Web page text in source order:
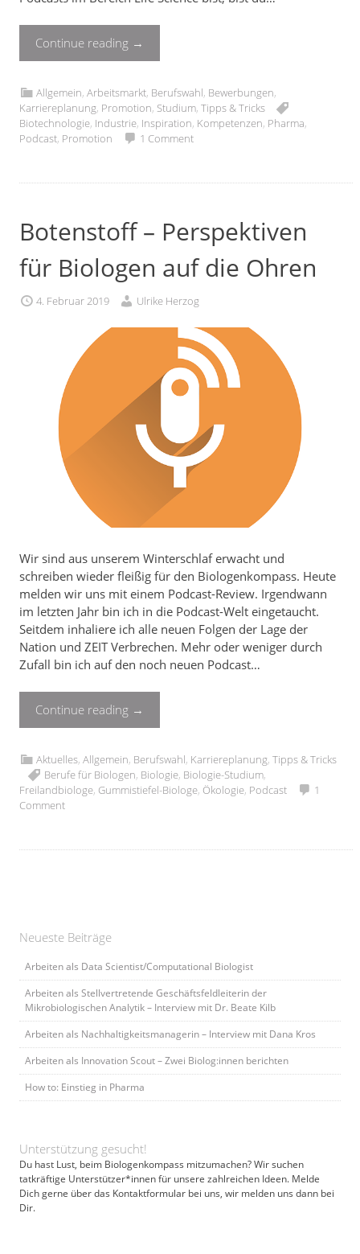
Continue reading →
Allgemein,Arbeitsmarkt, Berufswahl, Bewerbungen,
Karriereplanung, Promotion, Studium,Tipps & Tricks
Biotechnologie, Industrie, Inspiration, Kompetenzen, Pharma,
Podcast, Promotion 1 Comment
Botenstoff – Perspektiven
für Biologen auf die Ohren
4. Februar 2019 Ulrike Herzog
Wir sind aus unserem Winterschlaf erwacht und
schreiben wieder fleißig für den Biologenkompass. Heute
melden wir uns mit einem Podcast-Review. Irgendwann
im letzten Jahr bin ich in die Podcast-Welt eingetaucht.
Seitdem inhaliere ich alle neuen Folgen der Lage der
Nation und ZEIT Verbrechen. Mehr oder weniger durch
Zufall bin ich auf den noch neuen Podcast…
Continue reading →
Aktuelles,Allgemein, Berufswahl, Karriereplanung,Tipps & Tricks
Berufe für Biologen, Biologie, Biologie-Studium,
Freilandbiologe, Gummistiefel-Biologe, Ökologie, Podcast
1
Comment
Neueste Beiträge
Arbeiten als Data Scientist/Computational Biologist
Arbeiten als Stellvertretende Geschäftsfeldleiterin der
Mikrobiologischen Analytik – Interview mit Dr. Beate Kilb
Arbeiten als Nachhaltigkeitsmanagerin – Interview mit Dana Kros
Arbeiten als Innovation Scout – Zwei Biolog:innen berichten
How to: Einstieg in Pharma
Unterstützung gesucht!
Du hast Lust, beim Biologenkompass mitzumachen? Wir suchen
tatkräftige Unterstützer*innen für unsere zahlreichen Ideen. Melde
Dich gerne über das Kontaktformular bei uns, wir melden uns dann bei
Dir.